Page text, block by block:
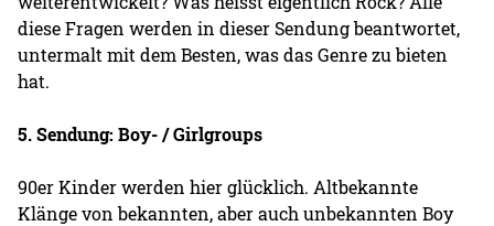
diese Fragen werden in dieser Sendung beantwortet,
untermalt mit dem Besten, was das Genre zu bieten
hat.
5. Sendung: Boy- / Girlgroups
90er Kinder werden hier glücklich. Altbekannte
Klänge von bekannten, aber auch unbekannten Boy